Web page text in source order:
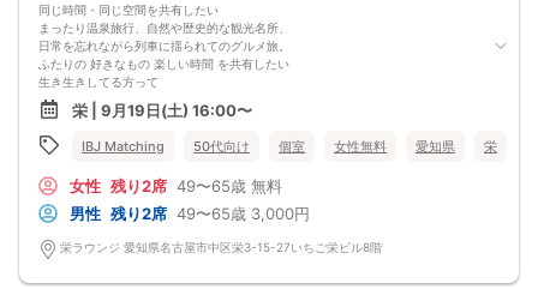
同じ時間・同じ空間を共有したい
まったり温泉旅行、自然や歴史的な観光名所、
日常を忘れながら列車に揺られてのグルメ旅。
ふたりの 好きなもの 楽しい時間 を共有したい
生き生きしてる方って
魅力があって尊敬できる方が多いですよね
大 人 の 同 世 代 婚 活
生涯のパートナー を見つけたい皆様必見です
栄 | 9月19日(土) 16:00〜
IBJ Matching 50代向け 個室 女性無料 愛知県 栄
女性 残り2席 49〜65歳 無料
男性 残り2席 49〜65歳 3,000円
栄ラウンジ 愛知県名古屋市中区栄3-15-27いちご栄ビル8階